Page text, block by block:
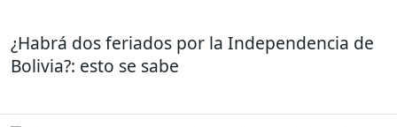
¿Habrá dos feriados por la Independencia de
Bolivia?: esto se sabe